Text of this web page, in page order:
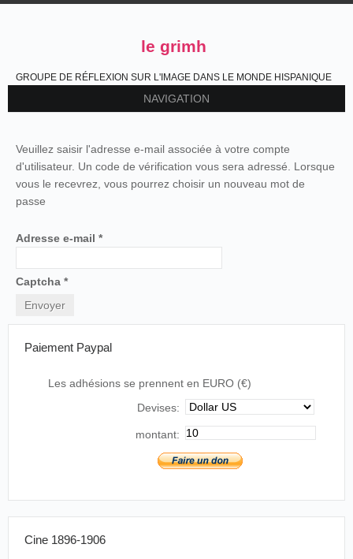
le grimh
GROUPE DE RÉFLEXION SUR L'IMAGE DANS LE MONDE HISPANIQUE
NAVIGATION
Veuillez saisir l'adresse e-mail associée à votre compte
d'utilisateur. Un code de vérification vous sera adressé. Lorsque
vous le recevrez, vous pourrez choisir un nouveau mot de
passe
Adresse e-mail *
Captcha *
Envoyer
Paiement Paypal
Les adhésions se prennent en EURO (€)
Devises:
montant:
Cine 1896-1906